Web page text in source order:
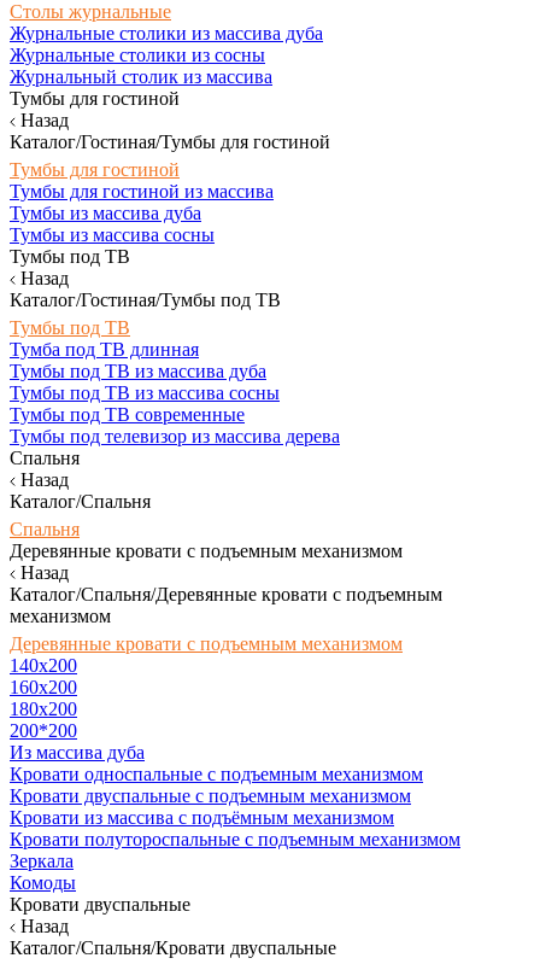
Столы журнальные
Журнальные столики из массива дуба
Журнальные столики из сосны
Журнальный столик из массива
Тумбы для гостиной
Назад
Каталог/Гостиная/Тумбы для гостиной
Тумбы для гостиной
Тумбы для гостиной из массива
Тумбы из массива дуба
Тумбы из массива сосны
Тумбы под ТВ
Назад
Каталог/Гостиная/Тумбы под ТВ
Тумбы под ТВ
Тумба под ТВ длинная
Тумбы под ТВ из массива дуба
Тумбы под ТВ из массива сосны
Тумбы под ТВ современные
Тумбы под телевизор из массива дерева
Спальня
Назад
Каталог/Спальня
Спальня
Деревянные кровати с подъемным механизмом
Назад
Каталог/Спальня/Деревянные кровати с подъемным
механизмом
Деревянные кровати с подъемным механизмом
140x200
160х200
180х200
200*200
Из массива дуба
Кровати односпальные с подъемным механизмом
Кровати двуспальные с подъемным механизмом
Кровати из массива с подъёмным механизмом
Кровати полутороспальные с подъемным механизмом
Зеркала
Комоды
Кровати двуспальные
Назад
Каталог/Спальня/Кровати двуспальные